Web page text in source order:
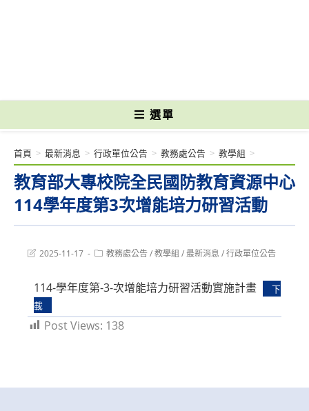
選單
教育部大專校院全民國防教育資源中心
114學年度第3次增能培力研習活動
首頁 > 最新消息 > 行政單位公告 > 教務處公告 > 教學組 >
Post2025-11-17
Post教務處公告/教學組 /最新消息 /行政單位公告
114-學年度第-3-次增能培力研習活動實施計畫
下
載
Post Views: 138